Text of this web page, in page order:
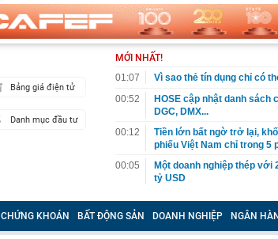
Bảng giá điện tử
Danh mục đầu tư
MỚI NHẤT!
01:07
Vì sao thẻ tín dụng chỉ có
00:52
HOSE cập nhật danh sách
DGC, DMX...
00:12
Tiền lớn bất ngờ trở lại,
phiếu Việt Nam chỉ trong 5
00:05
Một doanh nghiệp thép với
tỷ USD
00:04
Một yếu tố quan trọng
23:40
Người đàn ông 50 tuổi ăn
sau bác sĩ hỏi: "Ông ăn gì
CHỨNG KHOÁN BẤT ĐỘNG SẢN DOANH NGHIỆP NGÂN